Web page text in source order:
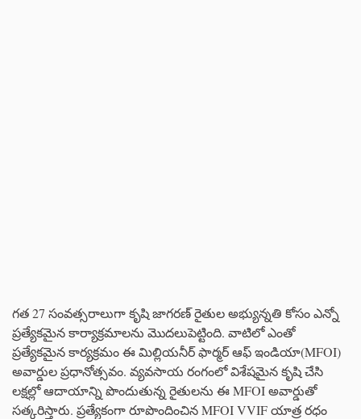
గత 27 సంవత్సరాలుగా కృషి జాగరణ్ రైతుల అభ్యున్నతి కోసం ఎన్నో
ప్రత్యేకమైన కార్యాక్రమాలను మొదలుపెట్టింది. వాటిలో ఎంతో
ప్రత్యేకమైన కార్యక్రమం ఈ మిల్లియనీర్ ఫార్మర్ ఆఫ్ ఇండియా(MFOI)
అవార్డుల ప్రధానోత్సవం. వ్యవసాయ రంగంలో విశేషమైన కృషి చేసి
లక్షల్లో ఆదాయాన్ని పొందుతున్న రైతులను ఈ MFOI అవార్డుతో
సత్కరిస్తారు. ప్రత్యేకంగా రూపొందించిన MFOI VVIF యాత్ర రధం